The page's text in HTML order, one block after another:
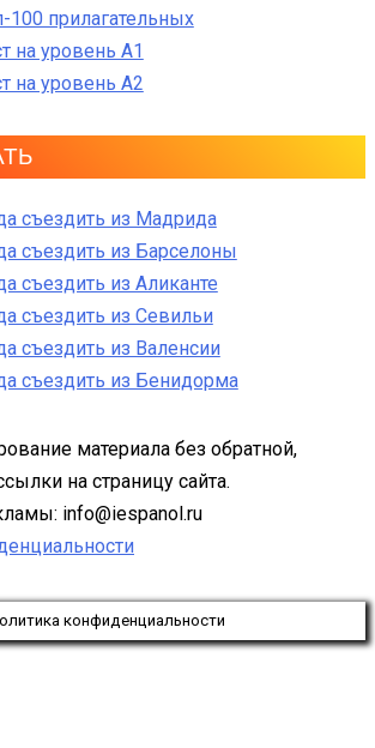
100 прилагательных
на уровень A1
на уровень A2
съездить из Мадрида
съездить из Барселоны
съездить из Аликанте
съездить из Севильи
съездить из Валенсии
съездить из Бенидорма
материала без обратной,
на страницу сайта.
info@iespanol.ru
конфиденциальности